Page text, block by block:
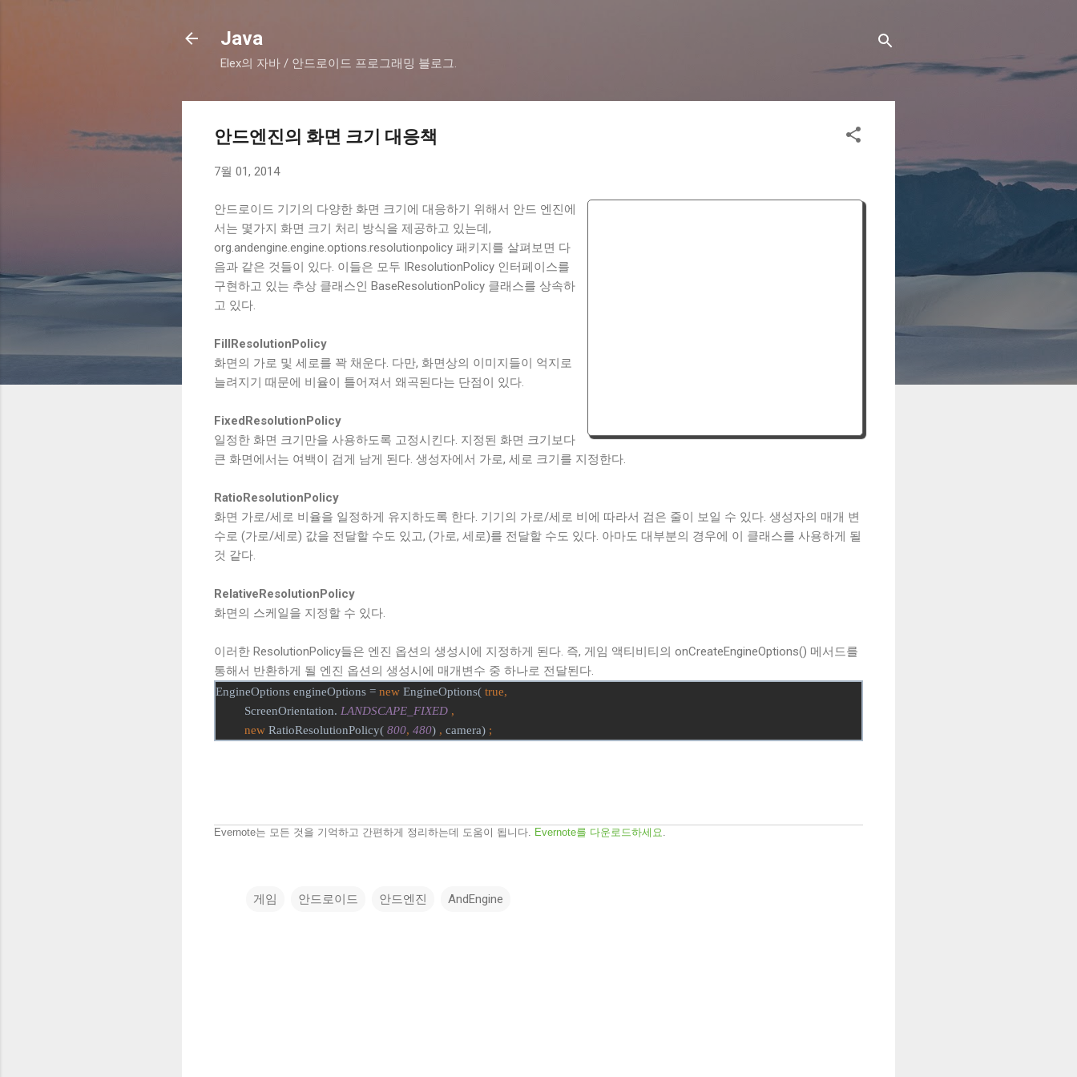
Java
Elex의 자바 / 안드로이드 프로그래밍 블로그.
안드엔진의 화면 크기 대응책
7월 01, 2014
안드로이드 기기의 다양한 화면 크기에 대응하기 위해서 안드 엔진에
서는 몇가지 화면 크기 처리 방식을 제공하고 있는데,
org.andengine.engine.options.resolutionpolicy 패키지를 살펴보면 다
음과 같은 것들이 있다. 이들은 모두 IResolutionPolicy 인터페이스를
구현하고 있는 추상 클래스인 BaseResolutionPolicy 클래스를 상속하
고 있다.
FillResolutionPolicy
화면의 가로 및 세로를 꽉 채운다. 다만, 화면상의 이미지들이 억지로
늘려지기 때문에 비율이 틀어져서 왜곡된다는 단점이 있다.
FixedResolutionPolicy
일정한 화면 크기만을 사용하도록 고정시킨다. 지정된 화면 크기보다
큰 화면에서는 여백이 검게 남게 된다. 생성자에서 가로, 세로 크기를 지정한다.
RatioResolutionPolicy
화면 가로/세로 비율을 일정하게 유지하도록 한다. 기기의 가로/세로 비에 따라서 검은 줄이 보일 수 있다. 생성자의 매개 변
수로 (가로/세로) 값을 전달할 수도 있고, (가로, 세로)를 전달할 수도 있다. 아마도 대부분의 경우에 이 클래스를 사용하게 될
것 같다.
RelativeResolutionPolicy
화면의 스케일을 지정할 수 있다.
이러한 ResolutionPolicy들은 엔진 옵션의 생성시에 지정하게 된다. 즉, 게임 액티비티의 onCreateEngineOptions() 메서드를
통해서 반환하게 될 엔진 옵션의 생성시에 매개변수 중 하나로 전달된다.
EngineOptions engineOptions = new EngineOptions( true,
ScreenOrientation. LANDSCAPE_FIXED ,
new RatioResolutionPolicy( 800, 480) , camera) ;
Evernote는 모든 것을 기억하고 간편하게 정리하는데 도움이 됩니다. Evernote를 다운로드하세요
게임 안드로이드 안드엔진 AndEngine